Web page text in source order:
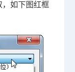
如下图红框